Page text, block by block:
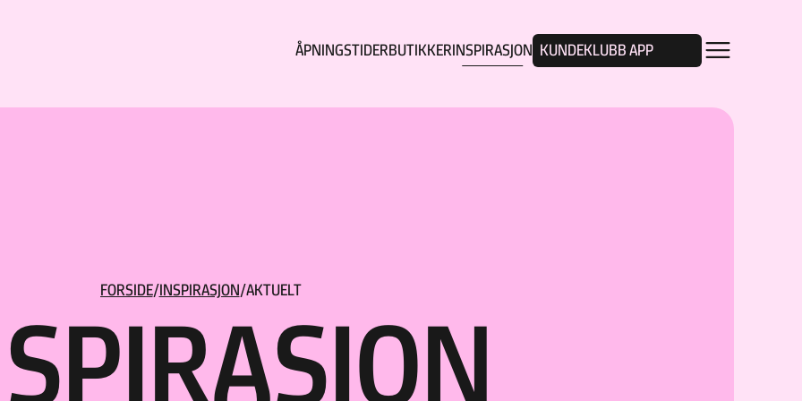
KUNDEKLUBB APP
ÅPNINGSTIDERBUTIKKERINSPIRASJON
FORSIDE/INSPIRASJON/AKTUELT